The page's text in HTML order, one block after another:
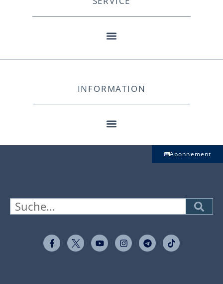
INFORMATION
Abonnement